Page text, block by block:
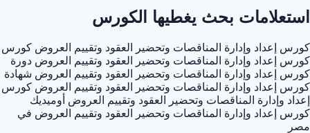
استعلامات بحث يغطيها الكورس
كورس إعداد وإدارة المناقصات وتحضير العقود وتقييم العروض كورس
كورس إعداد وإدارة المناقصات وتحضير العقود وتقييم العروض دورة
كورس إعداد وإدارة المناقصات وتحضير العقود وتقييم العروض شهادة
كورس إعداد وإدارة المناقصات وتحضير العقود وتقييم العروض كورس
إعداد وإدارة المناقصات وتحضير العقود وتقييم العروض أوميديك
كورس إعداد وإدارة المناقصات وتحضير العقود وتقييم العروض في
مصر